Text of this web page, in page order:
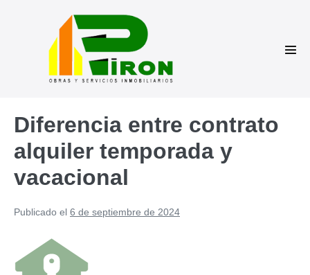
Diferencia entre contrato
alquiler temporada y
vacacional
Publicado el 6 de septiembre de 2024